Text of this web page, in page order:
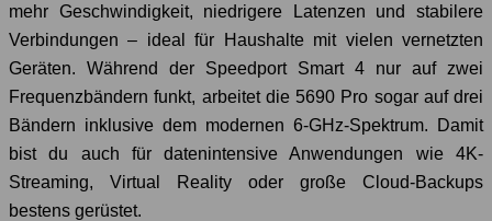
mehr Geschwindigkeit, niedrigere Latenzen und stabilere
Verbindungen – ideal für Haushalte mit vielen vernetzten
Geräten. Während der Speedport Smart 4 nur auf zwei
Frequenzbändern funkt, arbeitet die 5690 Pro sogar auf drei
Bändern inklusive dem modernen 6-GHz-Spektrum. Damit
bist du auch für datenintensive Anwendungen wie 4K-
Streaming, Virtual Reality oder große Cloud-Backups
bestens gerüstet.